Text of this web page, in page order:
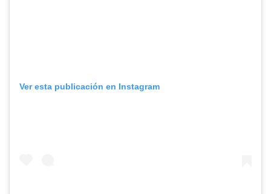
Ver esta publicación en Instagram